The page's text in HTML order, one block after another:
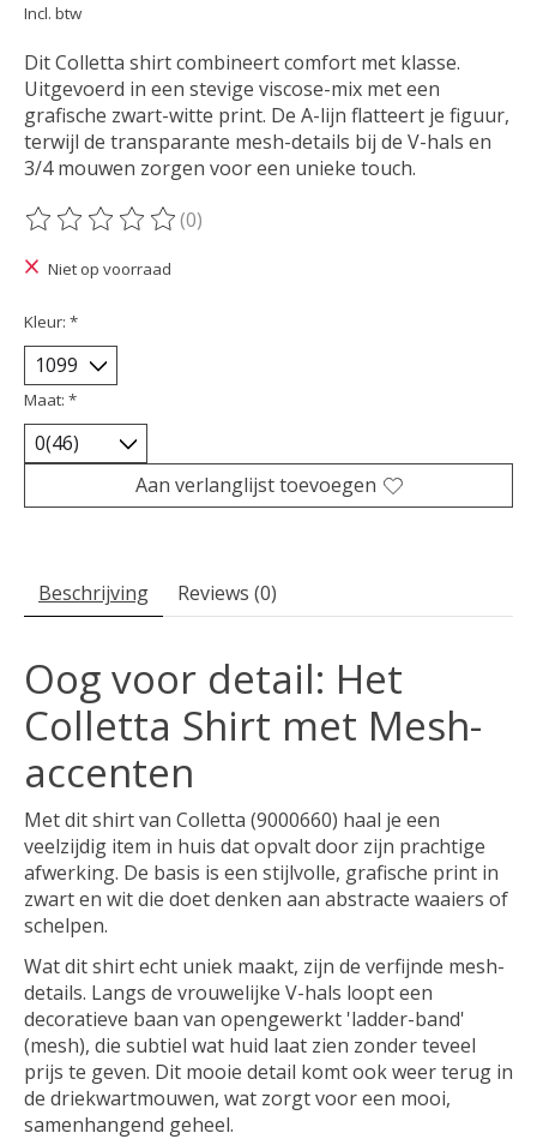
Incl. btw
Dit Colletta shirt combineert comfort met klasse.
Uitgevoerd in een stevige viscose-mix met een
grafische zwart-witte print. De A-lijn flatteert je figuur,
terwijl de transparante mesh-details bij de V-hals en
3/4 mouwen zorgen voor een unieke touch.
De beoordeling van dit product is
(0)
Niet op voorraad
Kleur: *
Maat: *
Aan verlanglijst toevoegen
Beschrijving Reviews (0)
Oog voor detail: Het
Colletta Shirt met Mesh-
accenten
Met dit shirt van Colletta (9000660) haal je een
veelzijdig item in huis dat opvalt door zijn prachtige
afwerking. De basis is een stijlvolle, grafische print in
zwart en wit die doet denken aan abstracte waaiers of
schelpen.
Wat dit shirt echt uniek maakt, zijn de verfijnde mesh-
details. Langs de vrouwelijke V-hals loopt een
decoratieve baan van opengewerkt 'ladder-band'
(mesh), die subtiel wat huid laat zien zonder teveel
prijs te geven. Dit mooie detail komt ook weer terug in
de driekwartmouwen, wat zorgt voor een mooi,
samenhangend geheel.